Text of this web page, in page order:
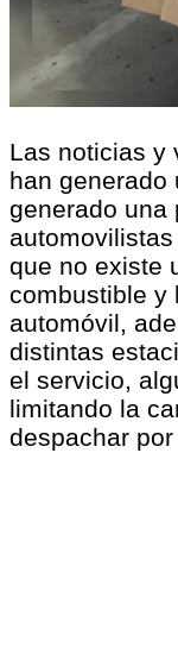
Las noticias y
han generado
generado una
que no existe
combustible y
automóvil,
distintas
el servicio,
limitando la
despachar